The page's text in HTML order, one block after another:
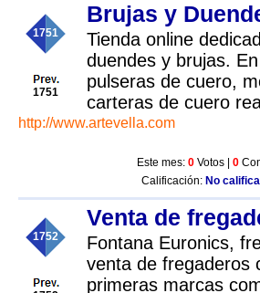
1751
1751
Brujas y
Tienda online
duendes y brujas.
pulseras de cuero,
carteras de cuero
http://www.artevella.com
Este mes: 0 Votos | 0
Calificación: No
1752
Venta de
Fontana Euronics,
venta de fregaderos
primeras marcas